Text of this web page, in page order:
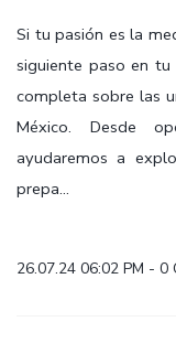
Si tu pasión es la
siguiente paso en
completa sobre las
México. Desde
ayudaremos a
prepa...
26.07.24 06:02 PM - 0